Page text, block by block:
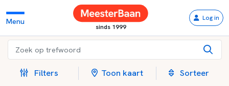
Menu
sinds 1999
Log in
Filters Toon kaart Sorteer